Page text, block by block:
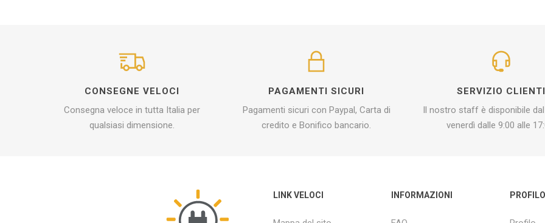
CONSEGNE VELOCI
Consegna veloce in tutta Italia per
qualsiasi dimensione.
PAGAMENTI SICURI
Pagamenti sicuri con Paypal, Carta di
credito e Bonifico bancario.
SERVIZIO CLIENTI
Il nostro staff è disponibile
venerdì dalle 9:00 alle
LINK VELOCI INFORMAZIONI PROFILO